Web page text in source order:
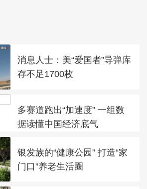
消息人士：美“爱国者”导弹库
存不足1700枚
多赛道跑出“加速度” 一组数
据读懂中国经济底气
银发族的“健康公园” 打造“家
门口”养老生活圈